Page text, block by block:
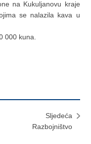
na Kukuljanovu kraje
se nalazila kava u
000 kuna.
Sljedeća
Razbojništvo